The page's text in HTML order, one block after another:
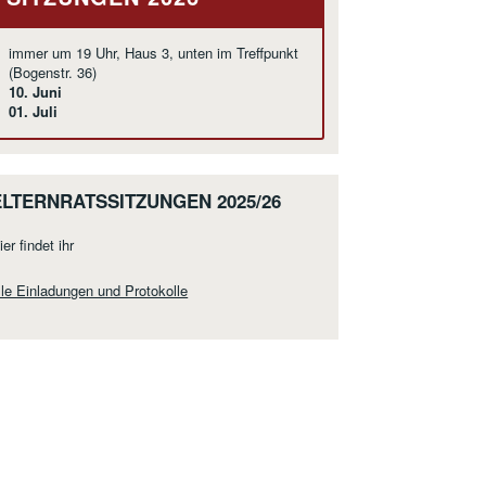
immer um 19 Uhr, Haus 3, unten im Treffpunkt
(Bogenstr. 36)
10. Juni
01. Juli
2025/26
findet ihr
Einladungen und Protokolle